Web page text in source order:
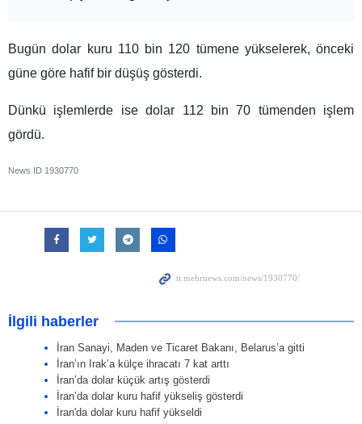
Bugün dolar kuru 110 bin 120 tümene yükselerek, önceki
güne göre hafif bir düşüş gösterdi.
Dünkü işlemlerde ise dolar 112 bin 70 tümenden işlem
gördü.
News ID 1930770
İlgili haberler
İran Sanayi, Maden ve Ticaret Bakanı, Belarus’a gitti
İran’ın Irak’a külçe ihracatı 7 kat arttı
İran’da dolar küçük artış gösterdi
İran’da dolar kuru hafif yükseliş gösterdi
İran'da dolar kuru hafif yükseldi